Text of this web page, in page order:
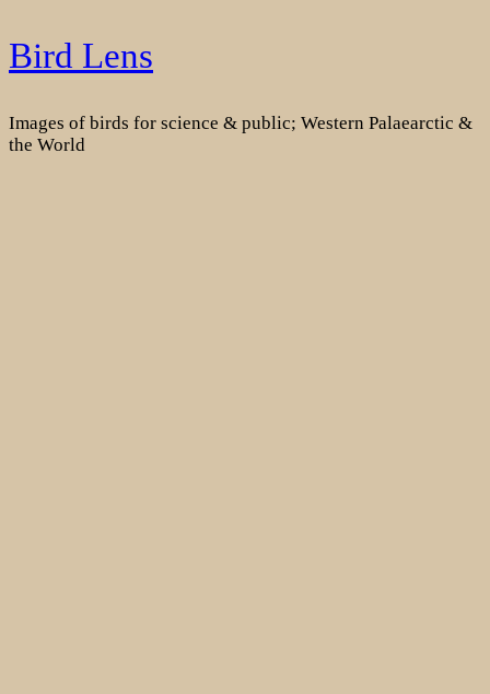
Skip
to
Bird Lens
Images of birds for science & public; Western Palaearctic &
the World